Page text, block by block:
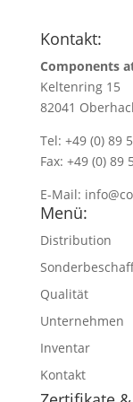
Kontakt:
Components
Keltenring 15
82041
Tel: +49 (0) 89
Fax: +49 (0) 89
E-Mail:
Menü:
Distribution
Qualität
Unternehmen
Inventar
Kontakt